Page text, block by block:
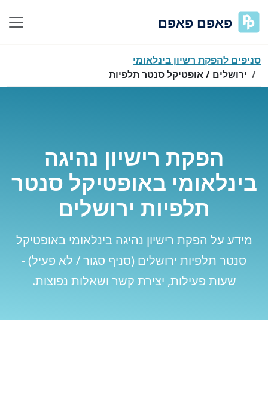
פאפם פאפם
סניפים להפקת רשיון בינלאומי
ירושלים / אופטיקל סנטר תלפיות
הפקת רישיון נהיגה
בינלאומי באופטיקל סנטר
תלפיות ירושלים
מידע על הפקת רישיון נהיגה בינלאומי באופטיקל
סנטר תלפיות ירושלים (סניף סגור / לא פעיל) -
שעות פעילות, יצירת קשר ושאלות נפוצות.